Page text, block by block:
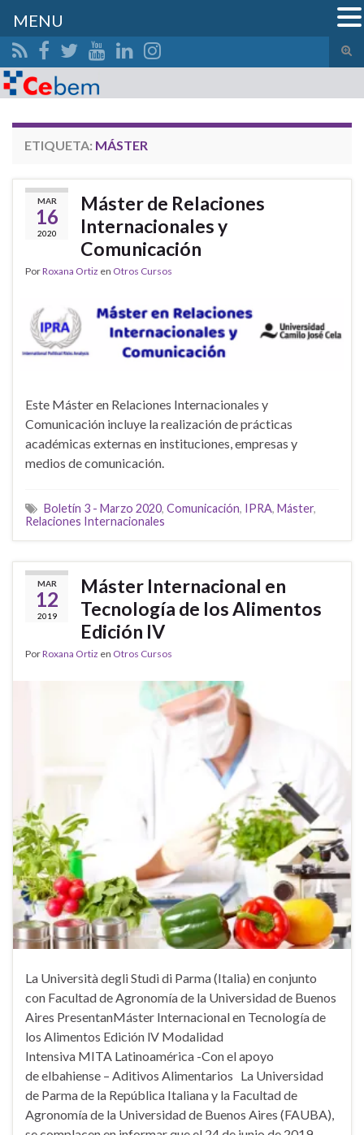
el
Search for:
ETIQUETA: MÁSTER
MAR
16
2020
Máster de Relaciones
Internacionales y
Comunicación
PorRoxana Ortiz en Otros Cursos
Este Máster en Relaciones Internacionales y
Comunicación incluye la realización de prácticas
académicas externas en instituciones, empresas y
medios de comunicación.
Boletín 3 - Marzo 2020, Comunicación, IPRA, Máster,
Relaciones Internacionales
MAR
12
2019
Máster Internacional en
Tecnología de los Alimentos
Edición lV
PorRoxana Ortiz en Otros Cursos
La Università degli Studi di Parma (Italia) en conjunto
con Facultad de Agronomía de la Universidad de Buenos
Aires PresentanMáster Internacional en Tecnología de
los Alimentos Edición lV Modalidad
Intensiva MITA Latinoamérica -Con el apoyo
de elbahiense – Aditivos Alimentarios La Universidad
de Parma de la República Italiana y la Facultad de
Agronomía de la Universidad de Buenos Aires (FAUBA),
MENU